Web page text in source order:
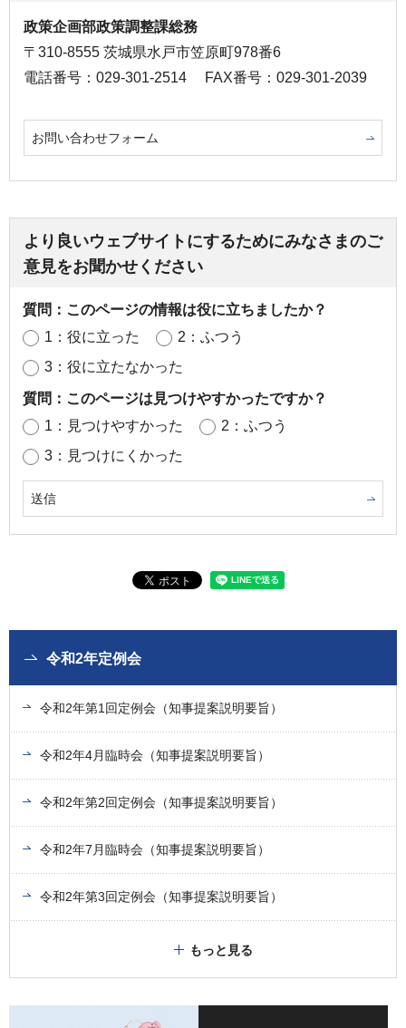
政策企画部政策調整課総務
〒310-8555 茨城県水戸市笠原町978番6
電話番号：029-301-2514
FAX番号：029-301-2039
お問い合わせフォーム
より良いウェブサイトにするためにみなさまのご
意見をお聞かせください
質問：このページの情報は役に立ちましたか？
1：役に立った
2：ふつう
3：役に立たなかった
質問：このページは見つけやすかったですか？
1：見つけやすかった
2：ふつう
3：見つけにくかった
令和2年定例会
令和2年第1回定例会（知事提案説明要旨）
令和2年4月臨時会（知事提案説明要旨）
令和2年第2回定例会（知事提案説明要旨）
令和2年7月臨時会（知事提案説明要旨）
令和2年第3回定例会（知事提案説明要旨）
もっと見る